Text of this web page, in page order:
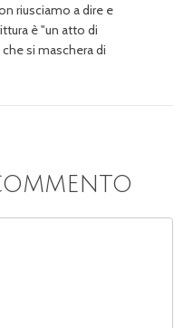
riusciamo a dire e
è "un atto di
si maschera di